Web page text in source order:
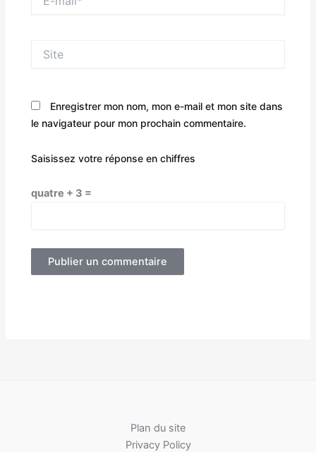
mail*
Enregistrer mon nom, mon e-mail et mon site dans
le navigateur pour mon prochain commentaire.
Saisissez votre réponse en chiffres
quatre + 3 =
Plan du site
Privacy Policy